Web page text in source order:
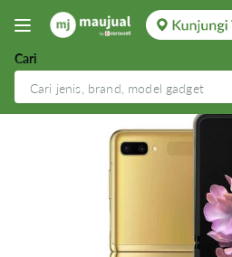
Cari
Samsung Galaxy Z Flip